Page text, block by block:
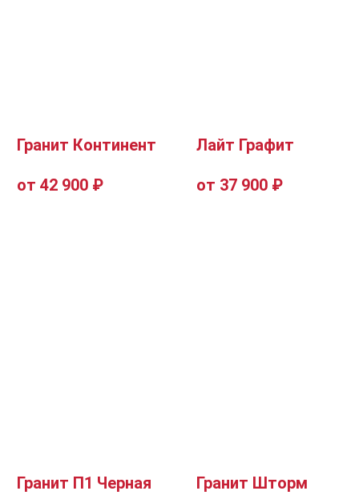
Гранит Континент
от 42 900 ₽
Лайт Графит
от 37 900 ₽
Гранит П1 Черная Гранит Шторм